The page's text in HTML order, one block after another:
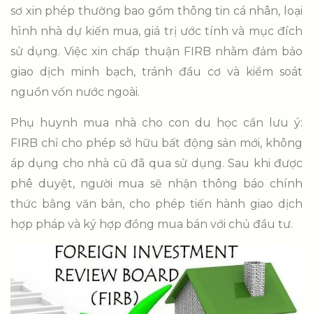
sơ xin phép thường bao gồm thông tin cá nhân, loại
hình nhà dự kiến mua, giá trị ước tính và mục đích
sử dụng. Việc xin chấp thuận FIRB nhằm đảm bảo
giao dịch minh bạch, tránh đầu cơ và kiểm soát
nguồn vốn nước ngoài.
Phụ huynh mua nhà cho con du học cần lưu ý:
FIRB chỉ cho phép sở hữu bất động sản mới, không
áp dụng cho nhà cũ đã qua sử dụng. Sau khi được
phê duyệt, người mua sẽ nhận thông báo chính
thức bằng văn bản, cho phép tiến hành giao dịch
hợp pháp và ký hợp đồng mua bán với chủ đầu tư.